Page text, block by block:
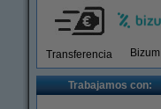
Transferencia Bizum
Trabajamos con: